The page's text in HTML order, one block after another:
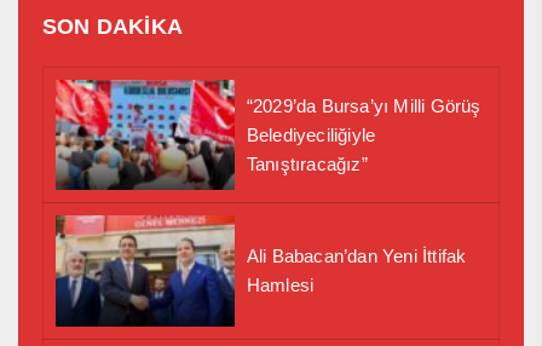
SON DAKİKA
“2029’da Bursa’yı Milli Görüş
Belediyeciliğiyle
Tanıştıracağız”
Ali Babacan’dan Yeni İttifak
Hamlesi